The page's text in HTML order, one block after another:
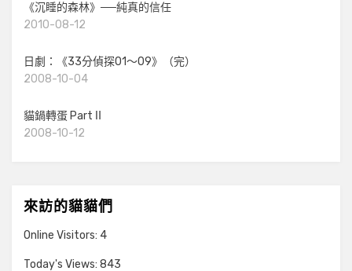
《沉睡的森林》──純真的信任
2010-08-12
日劇：《33分偵探01～09》（完）
2008-10-04
貓鍋轉蛋 PartⅡ
2008-10-12
來訪的貓貓們
Online Visitors: 4
Today's Views: 843